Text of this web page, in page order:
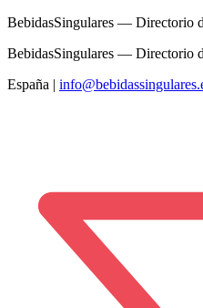
BebidasSingulares — Directorio
BebidasSingulares — Directorio
España |